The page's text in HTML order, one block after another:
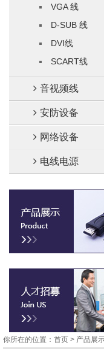
VGA 线
D-SUB 线
DVI线
SCART线
音视频线
安防设备
网络设备
电线电源
你所在的位置：首页 > 产品展